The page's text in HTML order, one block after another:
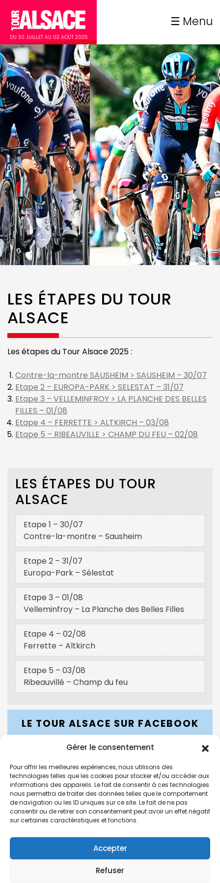
Gérer le consentement
Pour offrir les meilleures expériences, nous utilisons des
technologies telles que les cookies pour stocker et/ou accéder aux
informations des appareils. Le fait de consentir à ces technologies
nous permettra de traiter des données telles que le comportement
de navigation ou les ID uniques sur ce site. Le fait de ne pas
consentir ou de retirer son consentement peut avoir un effet négatif
sur certaines caractéristiques et fonctions.
Accepter
Refuser
DU 30 JUILLET AU 03 AOÛT 2025
Menu
LES ÉTAPES DU TOUR
ALSACE
Les étapes du Tour Alsace 2025 :
Contre-la-montre SAUSHEIM > SAUSHEIM – 30/07
Etape 2 – EUROPA-PARK > SELESTAT – 31/07
Etape 3 – VELLEMINFROY > LA PLANCHE DES BELLES
FILLES – 01/08
Etape 4 – FERRETTE > ALTKIRCH – 03/08
Etape 5 – RIBEAUVILLE > CHAMP DU FEU – 02/08
LES ÉTAPES DU TOUR
ALSACE
Etape 1 – 30/07
Contre-la-montre – Sausheim
Etape 2 – 31/07
Europa-Park – Sélestat
Etape 3 – 01/08
Velleminfroy – La Planche des Belles Filles
Etape 4 – 02/08
Ferrette – Altkirch
Etape 5 – 03/08
Ribeauvillé – Champ du feu
LE TOUR ALSACE SUR FACEBOOK
LE TOUR ALSACE SUR INSTAGRAM
Site conçu, réalisé et hébergé par l'Agence GLC |
Mentions légales